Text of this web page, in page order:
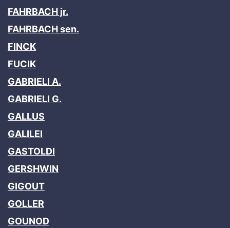
FAHRBACH jr.
FAHRBACH sen.
FINCK
FUCIK
GABRIELI A.
GABRIELI G.
GALLUS
GALILEI
GASTOLDI
GERSHWIN
GIGOUT
GOLLER
GOUNOD